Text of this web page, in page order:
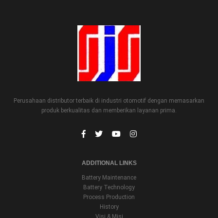
Perusahaan distributor terbaik di industri otomotif dengan memasarkan
produk berkualitas dan memberikan layanan prima.
ADDITIONAL LINKS
Battery Maintenance
Battery Technology
Process Production
History
Visi & Misi